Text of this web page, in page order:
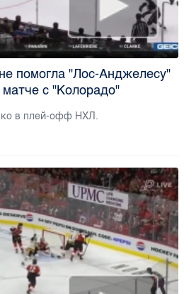
помогла "Лос-Анджелесу"
с "Колорадо"
в плей-офф НХЛ.